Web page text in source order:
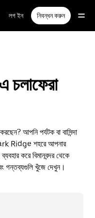
লগ ইন নিবন্ধন করুন
আপনি পর্যটক বা বাসিন্দা
Ridge শহরে আপনার
করে বিমানবন্দর থেকে
গন্তব্যগুলি খুঁজে দেখুন।